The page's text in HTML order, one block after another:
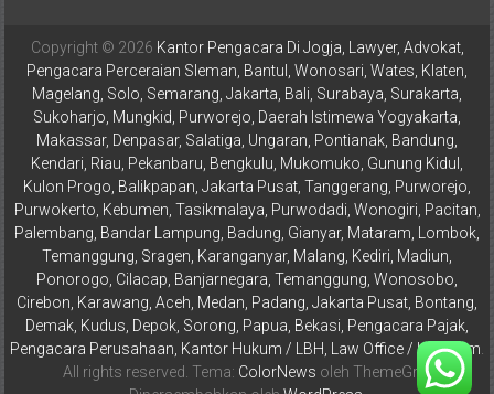
Tasikmalaya,
Purwodadi,
Wonogiri,
Pacitan,
Palembang,
Bandar
Lampung,
Badung,
Gianyar,
Mataram,
Lombok,
Temanggung,
Sragen,
Copyright © 2026 Kantor Pengacara Di Jogja, Lawyer, Advokat,
Pengacara Perceraian Sleman, Bantul, Wonosari, Wates, Klaten,
Magelang, Solo, Semarang, Jakarta, Bali, Surabaya, Surakarta,
Sukoharjo, Mungkid, Purworejo, Daerah Istimewa Yogyakarta,
Makassar, Denpasar, Salatiga, Ungaran, Pontianak, Bandung,
Kendari, Riau, Pekanbaru, Bengkulu, Mukomuko, Gunung Kidul,
Kulon Progo, Balikpapan, Jakarta Pusat, Tanggerang, Purworejo,
Purwokerto, Kebumen, Tasikmalaya, Purwodadi, Wonogiri, Pacitan,
Palembang, Bandar Lampung, Badung, Gianyar, Mataram, Lombok,
Temanggung, Sragen, Karanganyar, Malang, Kediri, Madiun,
Ponorogo, Cilacap, Banjarnegara, Temanggung, Wonosobo,
Cirebon, Karawang, Aceh, Medan, Padang, Jakarta Pusat, Bontang,
Demak, Kudus, Depok, Sorong, Papua, Bekasi, Pengacara Pajak,
Pengacara Perusahaan, Kantor Hukum / LBH, Law Office / Law Firm
All rights reserved. Tema: ColorNews oleh ThemeGrill.